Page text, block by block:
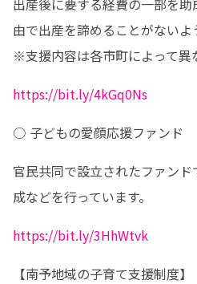
出産後に要する経費の一部を
由で出産を諦めることがないよ
※支援内容は各市町によって異
https://bit.ly/4kGq0Ns
○ 子どもの愛顔応援ファンド
官民共同で設立されたファン
成などを行っています。
https://bit.ly/3HhWtvk
【南予地域の子育て支援制度】